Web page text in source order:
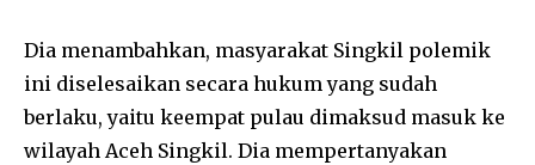
Dia menambahkan, masyarakat Singkil polemik
ini diselesaikan secara hukum yang sudah
berlaku, yaitu keempat pulau dimaksud masuk ke
wilayah Aceh Singkil. Dia mempertanyakan